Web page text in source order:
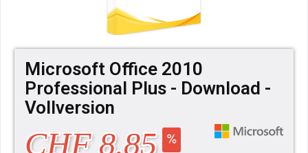
Microsoft Office 2010
Professional Plus - Download -
Vollversion
CHF 8.85